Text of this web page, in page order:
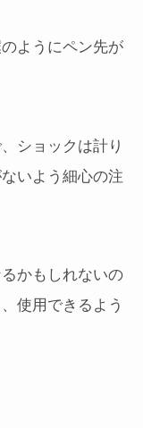
ようにペン先が
ショックは計り
いよう細心の注
かもしれないの
使用できるよう